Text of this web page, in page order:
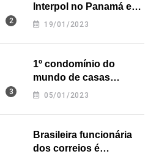
Interpol no Panamá e
pode pegar prisão
19/01/2023
1º condomínio do
mundo de casas
impressas em 3D é
05/01/2023
Brasileira funcionária
dos correios é